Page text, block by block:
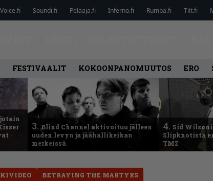
Voice.fi Soundi.fi Pelaaja.fi Inferno.fi Rumba.fi Tilt.fi
FESTIVAALIT KOKOONPANOMUUTOS ERO
3.Blind Channel aktivoituu jälleen
uuden levyn ja jäähallikeikan
merkeissä
4. Sid
Slipknotista
TMZ
BETRAYING THE MARTYRS